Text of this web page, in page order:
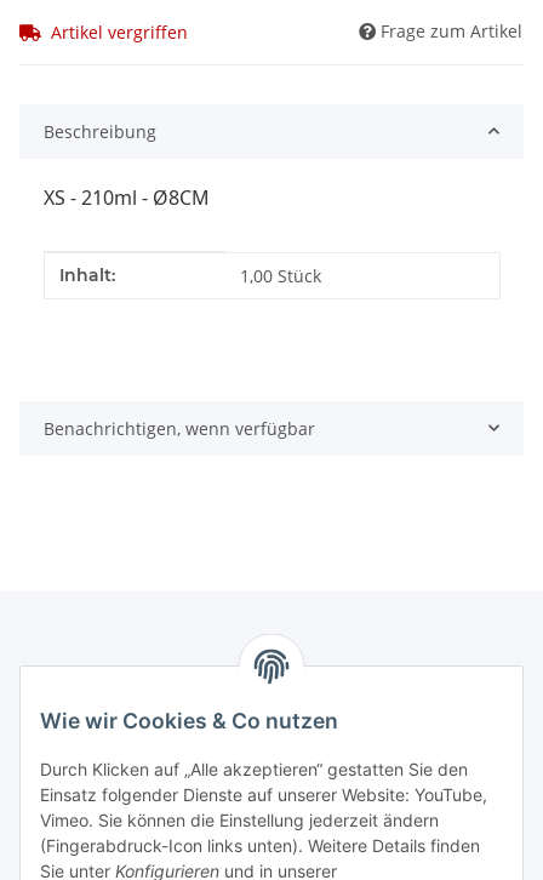
Wie wir Cookies & Co nutzen
Durch Klicken auf „Alle akzeptieren“ gestatten Sie den
Einsatz folgender Dienste auf unserer Website: YouTube,
Vimeo. Sie können die Einstellung jederzeit ändern
(Fingerabdruck-Icon links unten). Weitere Details finden
Sie unter Konfigurieren und in unserer
Artikel vergriffen Frage zum Artikel
Beschreibung
XS - 210ml - Ø8CM
Produkteigenschaft
Wert
Inhalt: 1,00 Stück
Benachrichtigen, wenn verfügbar
Mein Konto
Hosting, Design & JTL-Support